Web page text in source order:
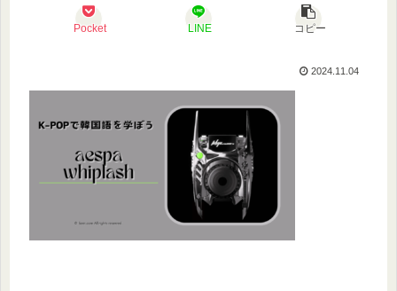
Pocket LINE コピー
2024.11.04